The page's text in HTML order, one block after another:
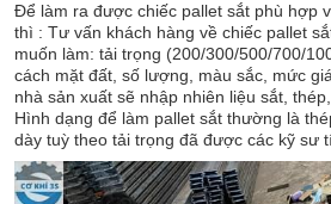
Để làm ra được chiếc pallet sắt phù hợp
thì : Tư vấn khách hàng về chiếc pallet
muốn làm: tải trọng (200/300/500/700/
cách mặt đất, số lượng, màu sắc, mức
nhà sản xuất sẽ nhập nhiên liệu sắt,
Hình dạng để làm pallet sắt thường là
dày tuỳ theo tải trọng đã được các kỹ sư